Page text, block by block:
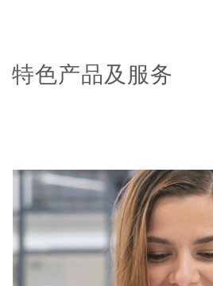
特色产品及服务